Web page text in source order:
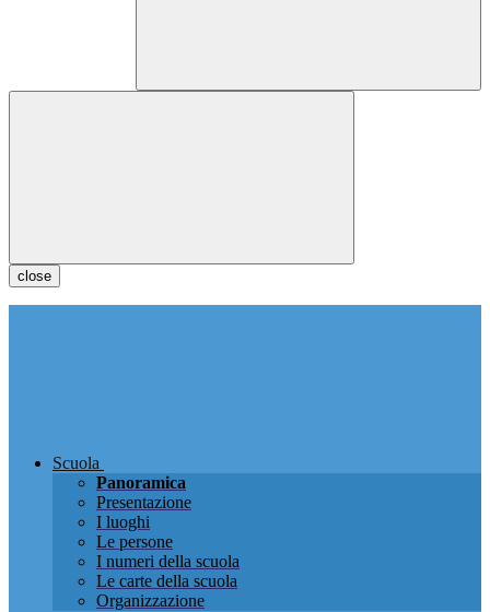
close
Scuola
Panoramica
Presentazione
I luoghi
Le persone
I numeri della scuola
Le carte della scuola
Organizzazione